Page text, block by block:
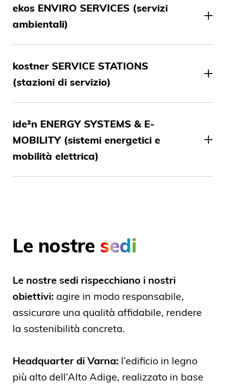
ekos ENVIRO SERVICES (servizi
ambientali)
kostner SERVICE STATIONS
(stazioni di servizio)
ide²n ENERGY SYSTEMS & E-
MOBILITY (sistemi energetici e
mobilità elettrica)
Le nostre sedi
Le nostre sedi rispecchiano i nostri
obiettivi: agire in modo responsabile,
assicurare una qualità affidabile, rendere
la sostenibilità concreta.
Headquarter di Varna: l’edificio in legno
più alto dell’Alto Adige, realizzato in base